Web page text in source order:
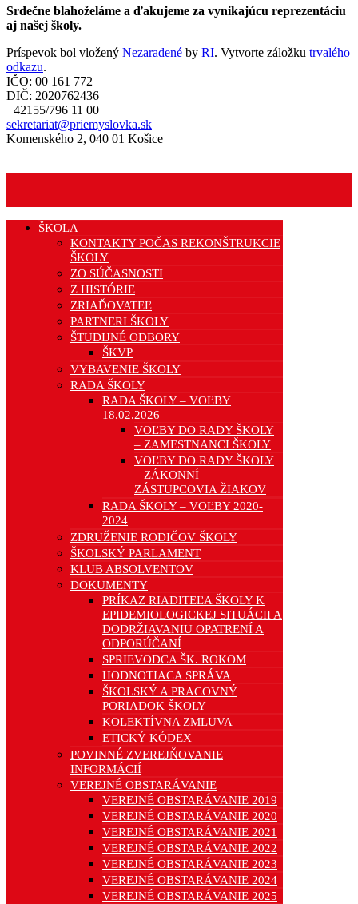
Srdečne blahoželáme a ďakujeme za vynikajúcu reprezentáciu
aj našej školy.
Príspevok bol vložený Nezaradené by RI. Vytvorte záložku trvalého
odkazu.
IČO: 00 161 772
DIČ: 2020762436
+42155/796 11 00
sekretariat@priemyslovka.sk
Komenského 2, 040 01 Košice
ŠKOLA
KONTAKTY POČAS REKONŠTRUKCIE
ŠKOLY
ZO SÚČASNOSTI
Z HISTÓRIE
ZRIAĎOVATEĽ
PARTNERI ŠKOLY
ŠTUDIJNÉ ODBORY
ŠKVP
VYBAVENIE ŠKOLY
RADA ŠKOLY
RADA ŠKOLY – VOĽBY
18.02.2026
VOĽBY DO RADY ŠKOLY
– ZAMESTNANCI ŠKOLY
VOĽBY DO RADY ŠKOLY
– ZÁKONNÍ
ZÁSTUPCOVIA ŽIAKOV
RADA ŠKOLY – VOĽBY 2020-
2024
ZDRUŽENIE RODIČOV ŠKOLY
ŠKOLSKÝ PARLAMENT
KLUB ABSOLVENTOV
DOKUMENTY
PRÍKAZ RIADITEĽA ŠKOLY K
EPIDEMIOLOGICKEJ SITUÁCII A
DODRŽIAVANIU OPATRENÍ A
ODPORÚČANÍ
SPRIEVODCA ŠK. ROKOM
HODNOTIACA SPRÁVA
ŠKOLSKÝ A PRACOVNÝ
PORIADOK ŠKOLY
KOLEKTÍVNA ZMLUVA
ETICKÝ KÓDEX
POVINNÉ ZVEREJŇOVANIE
INFORMÁCIÍ
VEREJNÉ OBSTARÁVANIE
VEREJNÉ OBSTARÁVANIE 2019
VEREJNÉ OBSTARÁVANIE 2020
VEREJNÉ OBSTARÁVANIE 2021
VEREJNÉ OBSTARÁVANIE 2022
VEREJNÉ OBSTARÁVANIE 2023
VEREJNÉ OBSTARÁVANIE 2024
VEREJNÉ OBSTARÁVANIE 2025